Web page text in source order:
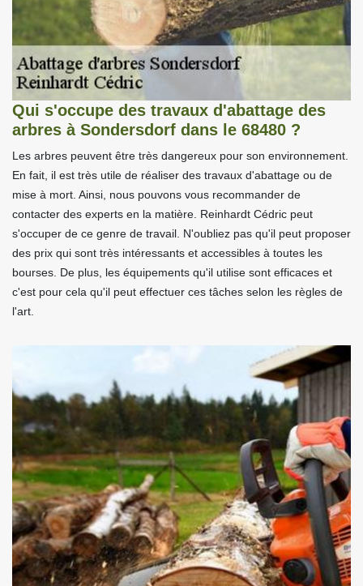
Qui s'occupe des travaux d'abattage des
arbres à Sondersdorf dans le 68480 ?
Les arbres peuvent être très dangereux pour son environnement.
En fait, il est très utile de réaliser des travaux d'abattage ou de
mise à mort. Ainsi, nous pouvons vous recommander de
contacter des experts en la matière. Reinhardt Cédric peut
s'occuper de ce genre de travail. N'oubliez pas qu'il peut proposer
des prix qui sont très intéressants et accessibles à toutes les
bourses. De plus, les équipements qu'il utilise sont efficaces et
c'est pour cela qu'il peut effectuer ces tâches selon les règles de
l'art.